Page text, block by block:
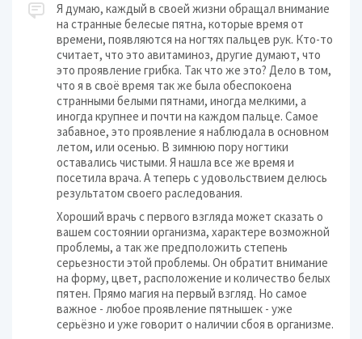
Я думаю, каждый в своей жизни обращал внимание
на странные белесые пятна, которые время от
времени, появляются на ногтях пальцев рук. Кто-то
считает, что это авитаминоз, другие думают, что
это проявление грибка. Так что же это? Дело в том,
что я в своё время так же была обеспокоена
странными белыми пятнами, иногда мелкими, а
иногда крупнее и почти на каждом пальце. Самое
забавное, это проявление я наблюдала в основном
летом, или осенью. В зимнюю пору ногтики
оставались чистыми. Я нашла все же время и
посетила врача. А теперь с удовольствием делюсь
результатом своего раследования.
Хороший врачь с первого взгляда может сказать о
вашем состоянии организма, характере возможной
проблемы, а так же предположить степень
серьезности этой проблемы. Он обратит внимание
на форму, цвет, расположение и количество белых
пятен. Прямо магия на первый взгляд. Но самое
важное - любое проявление пятнышек - уже
серьёзно и уже говорит о наличии сбоя в организме.